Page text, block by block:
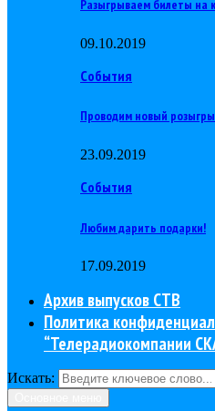
Разыгрываем билеты на
09.10.2019
События
Проводим новый
23.09.2019
События
Любим дарить подарки!
17.09.2019
Архив выпусков СТВ
Политика
“Телерадиокомпании
Искать: